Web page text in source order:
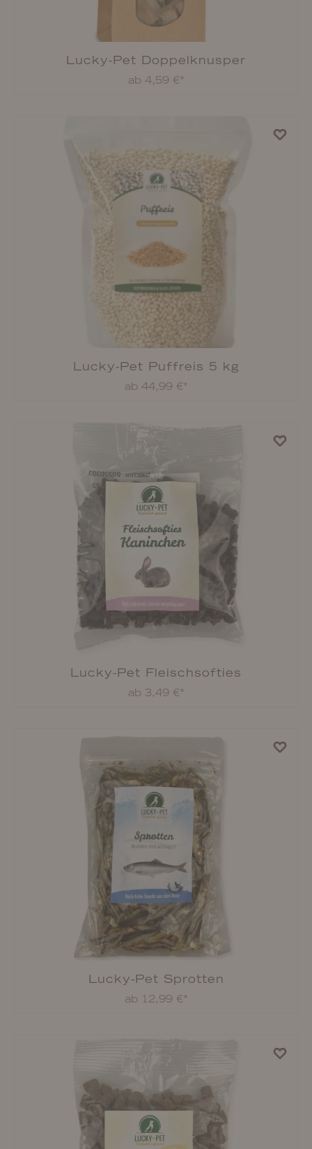
Lucky-Pet Sprotten
ab 12,99 €*
Lucky-Pet Kartoffelsofties
ab 3,99 €*
Lucky-Pet Karottenbröckchen
ab 4,59 €*
Lucky-Pet Denta Erdbeere
ab 4,99 €*